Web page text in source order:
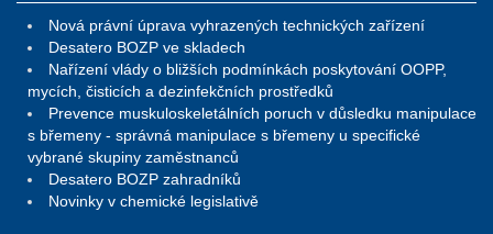
Nová právní úprava vyhrazených technických zařízení
Desatero BOZP ve skladech
Nařízení vlády o bližších podmínkách poskytování OOPP,
mycích, čisticích a dezinfekčních prostředků
Prevence muskuloskeletálních poruch v důsledku manipulace
s břemeny - správná manipulace s břemeny u specifické
vybrané skupiny zaměstnanců
Desatero BOZP zahradníků
Novinky v chemické legislativě